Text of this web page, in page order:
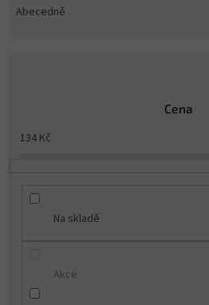
Abecedně
Cena
134 Kč
Na skladě
Akce